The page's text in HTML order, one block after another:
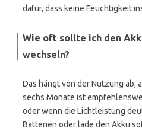
dafür, dass keine Feuchtigkeit
Wie oft sollte ich den
wechseln?
Das hängt von der Nutzung ab,
sechs Monate ist
oder wenn die Lichtleistung
Batterien oder lade den Akku